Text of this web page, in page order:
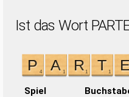
Ist das Wort
Spiel